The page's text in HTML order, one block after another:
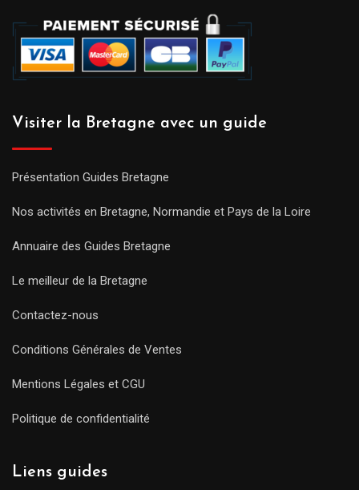
Visiter la Bretagne avec un guide
Présentation Guides Bretagne
Nos activités en Bretagne, Normandie et Pays de la Loire
Annuaire des Guides Bretagne
Le meilleur de la Bretagne
Contactez-nous
Conditions Générales de Ventes
Mentions Légales et CGU
Politique de confidentialité
Liens guides